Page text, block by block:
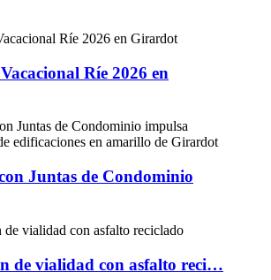
Ríe 2026 en
Juntas de Condominio
de vialidad con asfalto reci…